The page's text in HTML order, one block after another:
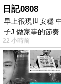
日記0808
早上很現世安穩
子J 做家事的節
22 小時前